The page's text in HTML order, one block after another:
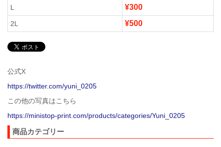
L ¥300
2L ¥500
公式X
https://twitter.com/yuni_0205
この他の写真はこちら
https://ministop-print.com/products/categories/Yuni_0205
商品カテゴリー